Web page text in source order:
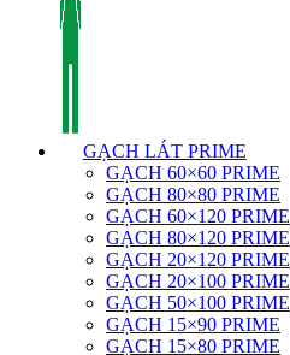
GẠCH LÁT PRIME
GẠCH 60×60 PRIME
GẠCH 80×80 PRIME
GẠCH 60×120 PRIME
GẠCH 80×120 PRIME
GẠCH 20×120 PRIME
GẠCH 20×100 PRIME
GẠCH 50×100 PRIME
GẠCH 15×90 PRIME
GẠCH 15×80 PRIME